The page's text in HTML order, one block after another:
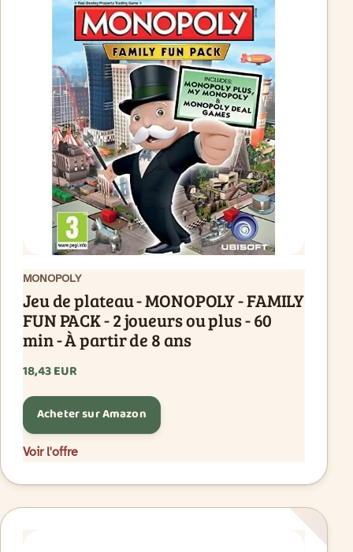
MONOPOLY
Jeu de plateau - MONOPOLY - FAMILY
FUN PACK - 2 joueurs ou plus - 60
min - À partir de 8 ans
18,43 EUR
Acheter sur Amazon
Voir l'offre